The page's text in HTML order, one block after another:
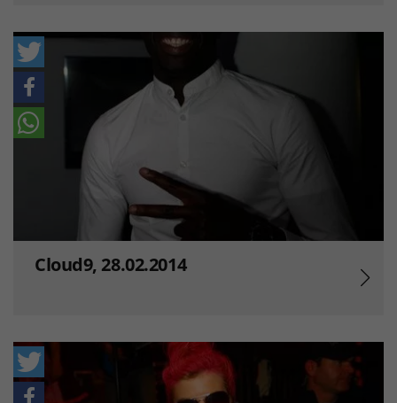
Cloud9, 28.02.2014